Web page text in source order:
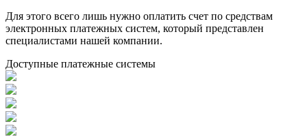
Для этого всего лишь нужно оплатить счет по средствам
электронных платежных систем, который представлен
специалистами нашей компании.
Доступные платежные системы